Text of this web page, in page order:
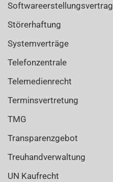
Softwareerstellungsvertrag
Störerhaftung
Systemverträge
Telefonzentrale
Telemedienrecht
Terminsvertretung
TMG
Transparenzgebot
Treuhandverwaltung
UN Kaufrecht